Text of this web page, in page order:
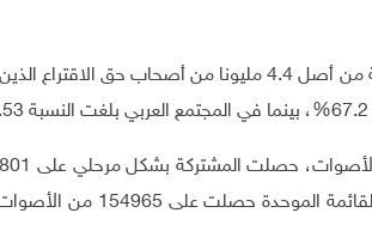
وتم فرز أكثر من 3.6 مليون من الأصوات الحقيقة من أصل 4.4 مليونا من